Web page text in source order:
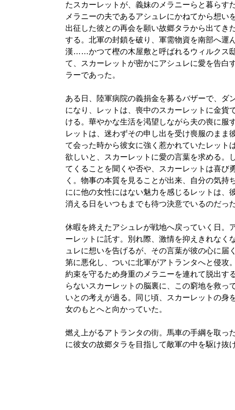
たスカーレットが、義妹のメラニーらと暮らす
メラニーの夫であるアシュレにかねてから想い
出征した彼との再会を願い故郷タラから出てき
する。北軍の封鎖を破り、軍需物資を南部へ運
漢……かつて樫の木屋敷と呼ばれるウィルクス
て、スカーレットが密かにアシュレに愛を告白
ラーであった。
ある日、陸軍病院の義捐金を募るバザーで、ダ
になり、レットは、喪中のスカーレットに金貨
ける。華やかな生活を渇望しながら夫の喪に服
レットは、迷わずその申し出を受け喪服のまま
て会った時から彼女に強く惹かれていたレット
欲しいと、スカーレットに愛の言葉を求める。
てくることを聞くや否や、スカーレットは喜び
く。物事の本質を見ることが出来、自分の気持
にに他の女性にはない魅力を感じるレットは、
消える日をいつもまでも待つ決意でいるのだった
休暇を終えたアシュレが戦地へ戻っていく日。
ーレットに託す。別れ際、激情を抑えきれなく
ュレに想いを告げるが、その言葉が彼の心に届
第に悪化し、ついに北軍がアトランタへと侵攻
約束を守るため身重のメラニーを連れて脱出す
らないスカーレットの脳裏に、この窮地を救っ
いとの考えが過る。同じ頃、スカーレットの身
女のもとへと向かっていた。
燃え上がるアトランタの街。馬車の手綱を取っ
に彼女の故郷タラを目指して敵軍の中を駆け抜